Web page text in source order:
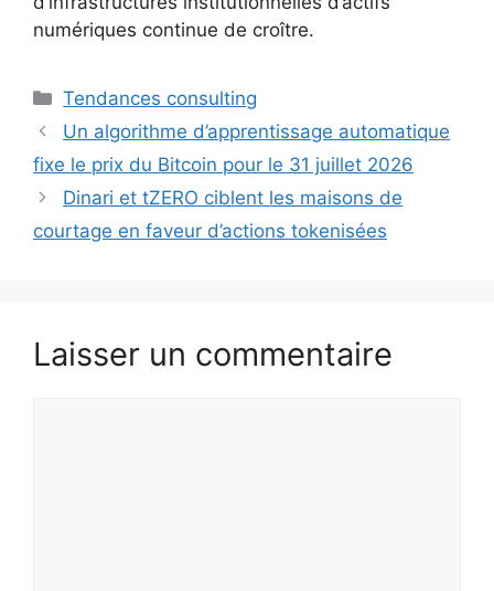
numériques continue de croître.
Catégories
Tendances consulting
Un algorithme d’apprentissage automatique
fixe le prix du Bitcoin pour le 31 juillet 2026
Dinari et tZERO ciblent les maisons de
courtage en faveur d’actions tokenisées
Laisser un commentaire